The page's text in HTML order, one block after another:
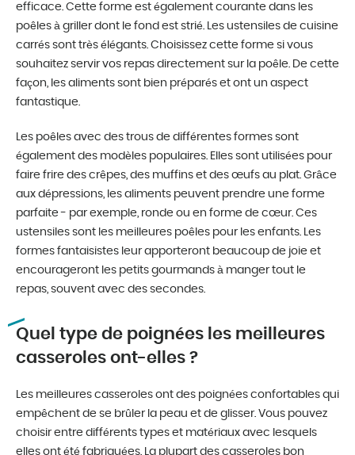
efficace. Cette forme est également courante dans les
poêles à griller dont le fond est strié. Les ustensiles de cuisine
carrés sont très élégants. Choisissez cette forme si vous
souhaitez servir vos repas directement sur la poêle. De cette
façon, les aliments sont bien préparés et ont un aspect
fantastique.
Les poêles avec des trous de différentes formes sont
également des modèles populaires. Elles sont utilisées pour
faire frire des crêpes, des muffins et des œufs au plat. Grâce
aux dépressions, les aliments peuvent prendre une forme
parfaite - par exemple, ronde ou en forme de cœur. Ces
ustensiles sont les meilleures poêles pour les enfants. Les
formes fantaisistes leur apporteront beaucoup de joie et
encourageront les petits gourmands à manger tout le
repas, souvent avec des secondes.
Quel type de poignées les meilleures
casseroles ont-elles ?
Les meilleures casseroles ont des poignées confortables qui
empêchent de se brûler la peau et de glisser. Vous pouvez
choisir entre différents types et matériaux avec lesquels
elles ont été fabriquées. La plupart des casseroles bon